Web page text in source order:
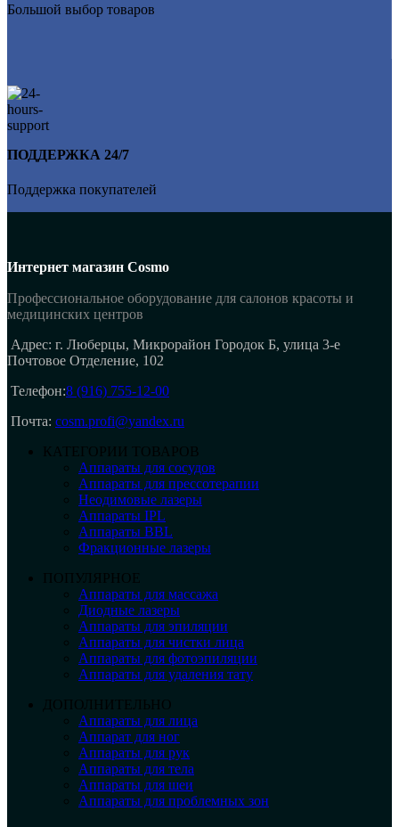
Большой выбор товаров
ПОДДЕРЖКА 24/7
Поддержка покупателей
Интернет магазин Cosmo
Профессиональное оборудование для салонов красоты и
медицинских центров
Адрес: г. Люберцы, Микрорайон Городок Б, улица 3-е
Почтовое Отделение, 102
Телефон:8 (916) 755-12-00
Почта: cosm.profi@yandex.ru
КАТЕГОРИИ ТОВАРОВ
Аппараты для сосудов
Аппараты для прессотерапии
Неодимовые лазеры
Аппараты IPL
Аппараты BBL
Фракционные лазеры
ПОПУЛЯРНОЕ
Аппараты для массажа
Диодные лазеры
Аппараты для эпиляции
Аппараты для чистки лица
Аппараты для фотоэпиляции
Аппараты для удаления тату
ДОПОЛНИТЕЛЬНО
Аппараты для лица
Аппарат для ног
Аппараты для рук
Аппараты для тела
Аппараты для шеи
Аппараты для проблемных зон